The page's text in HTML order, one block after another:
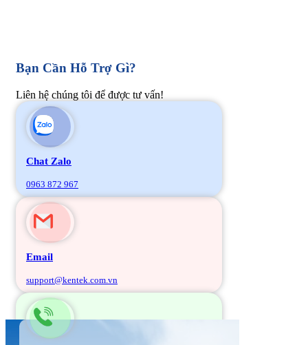
Bạn Cần Hỗ Trợ Gì?
Liên hệ chúng tôi để được tư vấn!
Chat Zalo
0963 872 967
Email
support@kentek.com.vn